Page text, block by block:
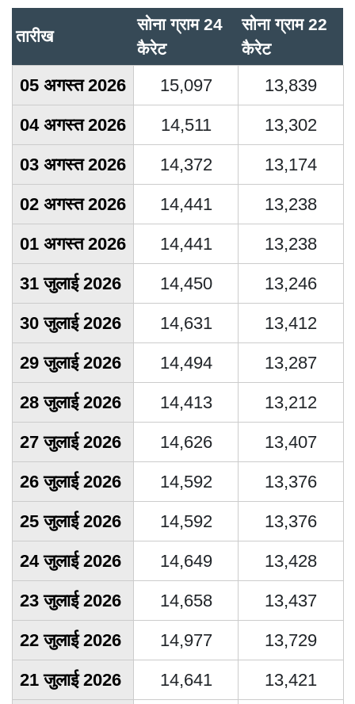
तारीख
सोना ग्राम 24
कैरेट
सोना ग्राम 22
कैरेट
05 अगस्त 2026 15,097
13,839
04 अगस्त 2026
14,511
13,302
03 अगस्त 2026
14,372
13,174
02 अगस्त 2026
14,441
13,238
01 अगस्त 2026
14,441
13,238
31 जुलाई 2026
14,450
13,246
30 जुलाई 2026
14,631
13,412
29 जुलाई 2026
14,494
13,287
28 जुलाई 2026
14,413
13,212
27 जुलाई 2026
14,626
13,407
26 जुलाई 2026
14,592
13,376
25 जुलाई 2026
14,592
13,376
24 जुलाई 2026
14,649
13,428
23 जुलाई 2026
14,658
13,437
22 जुलाई 2026
14,977
13,729
21 जुलाई 2026
14,641
13,421